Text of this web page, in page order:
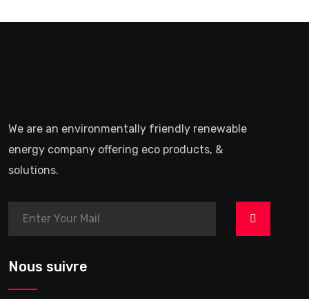
We are an environmentally friendly renewable
energy company offering eco products, &
solutions.
>
Nous suivre